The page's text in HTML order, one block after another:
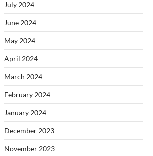
July 2024
June 2024
May 2024
April 2024
March 2024
February 2024
January 2024
December 2023
November 2023